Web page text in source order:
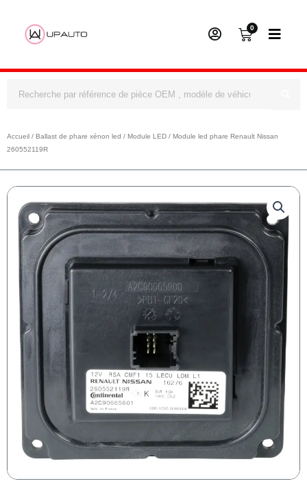
0
Panier
Accueil / Ballast de phare xénon led / Module LED / Module led phare Renault Nissan
260552119R